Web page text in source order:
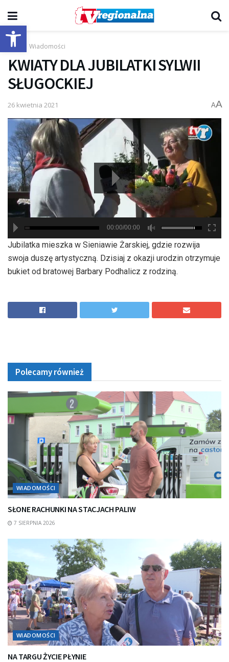
Otwórz pasek narzędzi
Start Wiadomości
KWIATY DLA JUBILATKI SYLWII
SŁUGOCKIEJ
26 kwietnia 2021 AA
hd2880
hd2160
hd2160
hd1440
highres
hd1080
hd720
large
medium
small
tiny
00:00/00:00
Jubilatka mieszka w Sieniawie Żarskiej, gdzie rozwija
swoja duszę artystyczną. Dzisiaj z okazji urodzin otrzymuje
bukiet od bratowej Barbary Podhalicz z rodziną.
Polecamy również
WIADOMOŚCI
SŁONE RACHUNKI NA STACJACH PALIW
7 SIERPNIA 2026
WIADOMOŚCI
NA TARGU ŻYCIE PŁYNIE